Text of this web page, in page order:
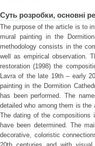
Суть розробки, основні
The purpose of the article is to
mural painting in the
methodology consists in the
well as empirical observation.
restoration (1998) the
Lavra of the late 19th – early
painting in the Dormition
has been performed. The
detailed who among them is
The dating of the compositions
have been determined. The
decorative, coloristic